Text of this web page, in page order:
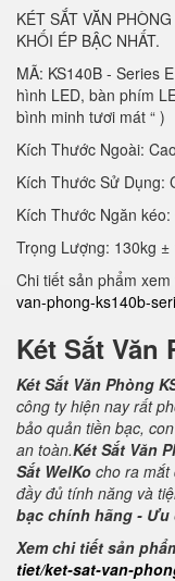
KÉT SẮT VĂN
KHỐI ÉP BẬC NHẤT.
MÃ: KS140B - Series
hình LED, bàn phím
bình minh tươi mát “ )
Kích Thước Ngoài:
Kích Thước Sử Dụng:
Kích Thước Ngăn
Trọng Lượng: 130kg ±
Chi tiết sản phẩm xem
van-phong-ks140b-
Két Sắt Văn
Két Sắt Văn Phòng
công ty hiện nay rất
bảo quản tiền bạc,
an toàn.Két Sắt Văn
Sắt WelKo cho ra mắt
đầy đủ tính năng và
bạc chính hãng - Ưu
Xem chi tiết sản
tiet/ket-sat-van-